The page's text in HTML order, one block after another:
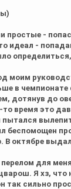
простые -
идеал -
моим
в чемпионате
дотянув до
время это
пытался
беспомощен
В октябре
для
Я хз, что
так сильно